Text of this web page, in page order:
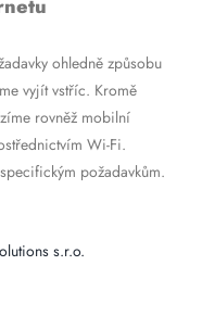
ohledně způsobu
vyjít vstříc. Kromě
rovněž mobilní
Wi-Fi.
požadavkům.
s.r.o.